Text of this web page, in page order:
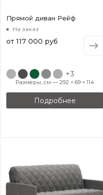
Прямой диван Рейф
На заказ
от 117 000 руб
+3
Размеры, см — 292 × 69 × 114
Подробнее